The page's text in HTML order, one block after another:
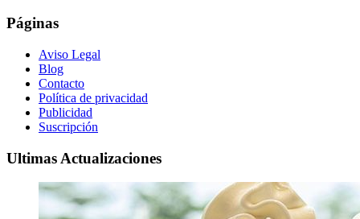
Páginas
Aviso Legal
Blog
Contacto
Política de privacidad
Publicidad
Suscripción
Ultimas Actualizaciones